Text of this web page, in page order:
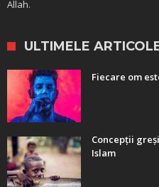
Allah.
ULTIMELE
Fiecare om
Concepții
Islam